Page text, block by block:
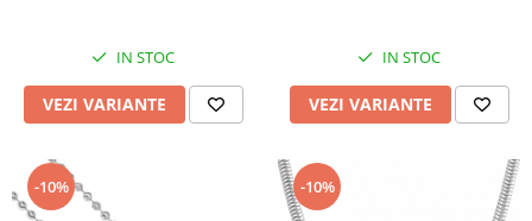
IN STOC
VEZI VARIANTE
IN STOC
VEZI VARIANTE
-10% -10%